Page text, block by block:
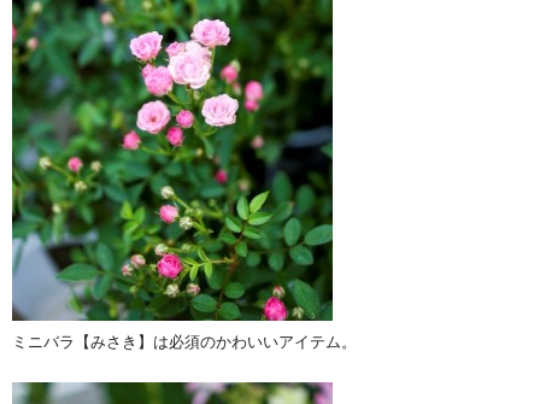
ミニバラ【みさき】は必須のかわいいアイテム。